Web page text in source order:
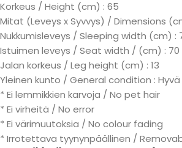
Korkeus / Height (cm) : 65
Mitat (Leveys x Syvvys) / Dimensions
Nukkumisleveys / Sleeping width (cm) :
Istuimen leveys / Seat width / (cm) : 70
Jalan korkeus / Leg height (cm) : 13
Yleinen kunto / General condition :
* Ei lemmikkien karvoja / No pet hair
* Ei virheitä / No error
* Ei värimuutoksia / No colour fading
* Irrotettava tyynynpäällinen /